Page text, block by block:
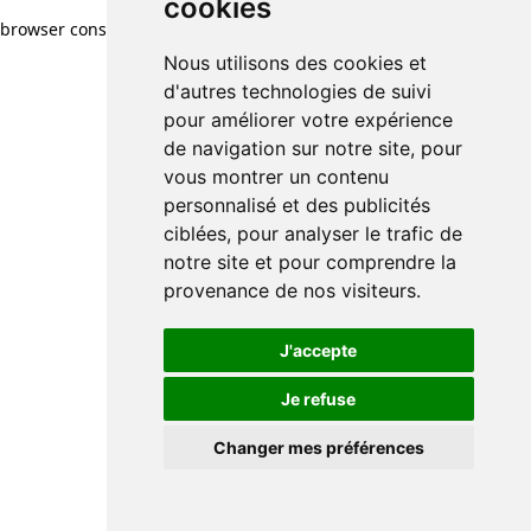
cookies
Nous utilisons des cookies et
d'autres technologies de suivi
pour améliorer votre expérience
de navigation sur notre site, pour
vous montrer un contenu
personnalisé et des publicités
ciblées, pour analyser le trafic de
notre site et pour comprendre la
provenance de nos visiteurs.
J'accepte
Je refuse
Changer mes préférences
browser console for more information)